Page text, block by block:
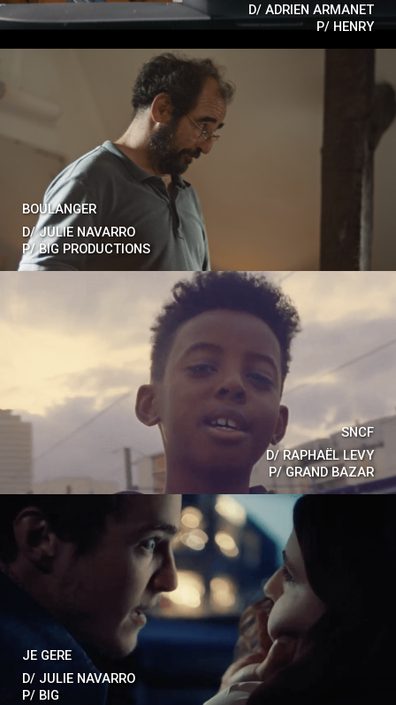
D/ ADRIEN ARMANET
P/ HENRY
BOULANGER
D/JULIE NAVARRO
P/BIG PRODUCTIONS
SNCF
D/RAPHAËL LEVY
P/GRAND BAZAR
JE GERE
D/ JULIE NAVARRO
P/ BIG